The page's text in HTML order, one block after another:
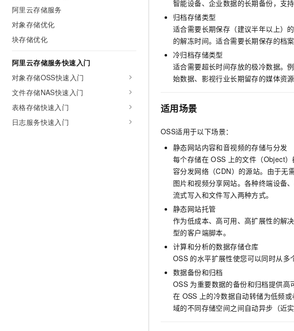
阿里云存储服务
对象存储优化
块存储优化
阿里云存储服务快速入门
对象存储OSS快速入门
文件存储NAS快速入门
表格存储快速入门
日志服务快速入门
智能设备、企业数据的长期备份，支持
归档存储类型
适合需要长期保存（建议半年以上）
的解冻时间。适合需要长期保存的档
冷归档存储类型
适合需要超长时间存放的极冷数据。
始数据、影视行业长期留存的媒体资
适用场景
OSS适用于以下场景：
静态网站内容和音视频的存储与分发
每个存储在 OSS 上的文件（Object
容分发网络（CDN）的源站。由于无
图片和视频分享网站。各种终端设备
流式写入和文件写入两种方式。
静态网站托管
作为低成本、高可用、高扩展性的解
型的客户端脚本。
计算和分析的数据存储仓库
OSS 的水平扩展性使您可以同时从多
数据备份和归档
OSS 为重要数据的备份和归档提供
在 OSS 上的冷数据自动转储为低频
域的不同存储空间之间自动异步（近